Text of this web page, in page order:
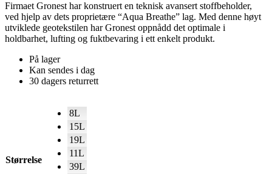
Firmaet Gronest har konstruert en teknisk avansert stoffbeholder,
ved hjelp av dets proprietære “Aqua Breathe” lag. Med denne høyt
utviklede geotekstilen har Gronest oppnådd det optimale i
holdbarhet, lufting og fuktbevaring i ett enkelt produkt.
På lager
Kan sendes i dag
30 dagers returrett
Størrelse
8L
15L
19L
11L
39L